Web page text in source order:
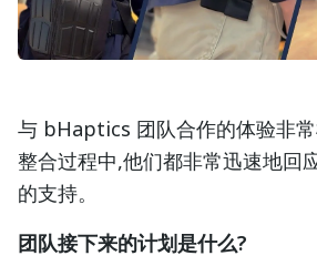
与 bHaptics 团队合作的体验非
整合过程中,他们都非常迅速地回
的支持。
团队接下来的计划是什么?